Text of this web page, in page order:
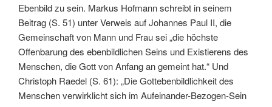
Ebenbild zu sein. Markus Hofmann schreibt in seinem
Beitrag (S. 51) unter Verweis auf Johannes Paul II, die
Gemeinschaft von Mann und Frau sei „die höchste
Offenbarung des ebenbildlichen Seins und Existierens des
Menschen, die Gott von Anfang an gemeint hat.“ Und
Christoph Raedel (S. 61): „Die Gottebenbildlichkeit des
Menschen verwirklicht sich im Aufeinander-Bezogen-Sein